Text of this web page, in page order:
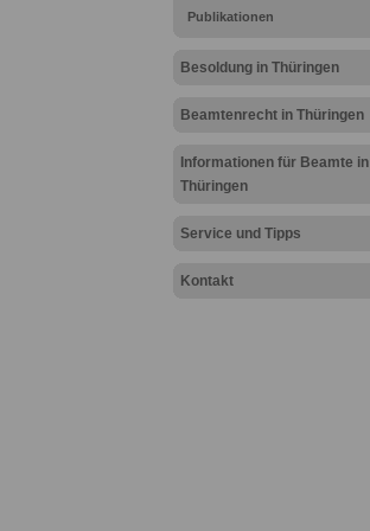
Publikationen
Besoldung in Thüringen
Beamtenrecht in Thüringen
Informationen für Beamte in
Thüringen
Service und Tipps
Kontakt